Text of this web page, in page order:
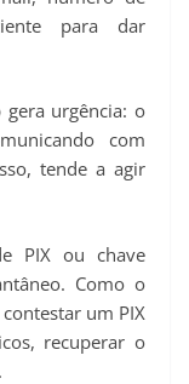
para dar
urgência: o
com
tende a agir
PIX ou chave
Como o
um PIX
recuperar o